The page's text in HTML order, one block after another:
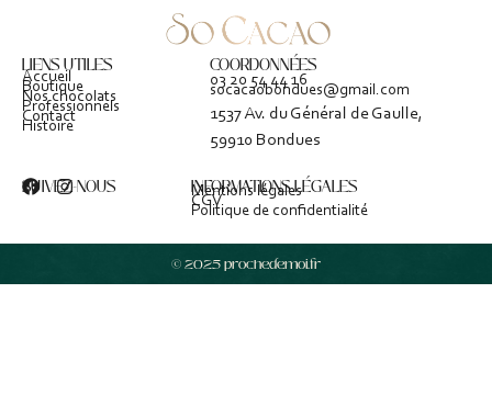
LIENS UTILES
Accueil
Boutique
Nos chocolats
Professionnels
Contact
Histoire
COORDONNÉES
03 20 54 44 16
socacaobondues@gmail.com
1537 Av. du Général de Gaulle,
59910 Bondues
SUIVEZ-NOUS INFORMATIONS LÉGALES
Mentions légales
CGV
Politique de confidentialité
© 2025 prochedemoi.fr